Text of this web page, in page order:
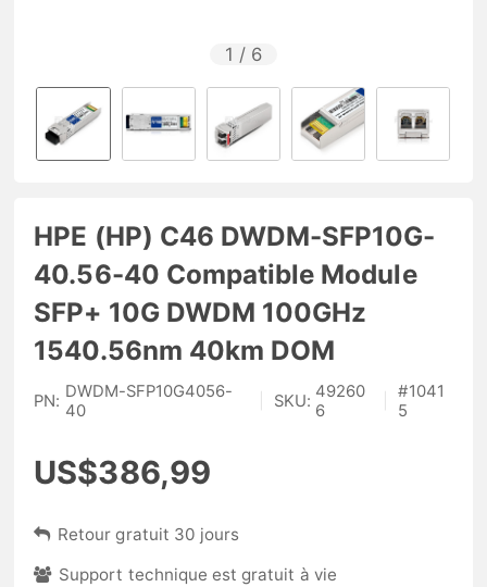
1 / 6
HPE (HP) C46 DWDM-SFP10G-
40.56-40 Compatible Module
SFP+ 10G DWDM 100GHz
1540.56nm 40km DOM
PN: DWDM-SFP10G4056-
40
SKU: 49260
6
#1041
5
US$386,99
Retour gratuit 30 jours
Support technique est gratuit à vie